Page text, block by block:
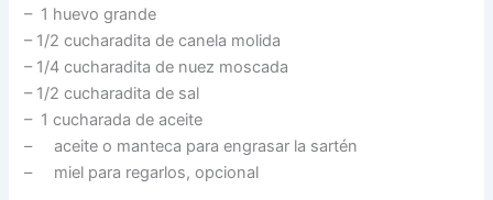
– 1 huevo grande
– 1/2 cucharadita de canela molida
– 1/4 cucharadita de nuez moscada
– 1/2 cucharadita de sal
– 1 cucharada de aceite
– aceite o manteca para engrasar la sartén
– miel para regarlos, opcional